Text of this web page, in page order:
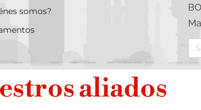
somos?
aliados